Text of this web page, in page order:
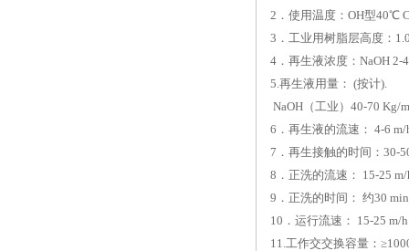
2．使用温度：OH型40℃
3．工业用树脂层高度：
4．再生液浓度：NaOH 2-
5.再生液用量： (按计).
NaOH（工业）40-70 Kg/
6．再生液的流速： 4-6 m/
7．再生接触的时间：30-
8．正洗的流速： 15-25 m/
9．正洗的时间： 约30
10．运行流速： 15-25 m/h
11.工作交交换容量：